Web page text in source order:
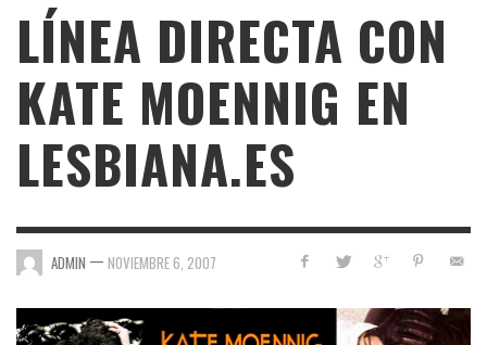
LÍNEA DIRECTA CON
KATE MOENNIG EN
LESBIANA.ES
ADMIN — NOVIEMBRE 6, 2007